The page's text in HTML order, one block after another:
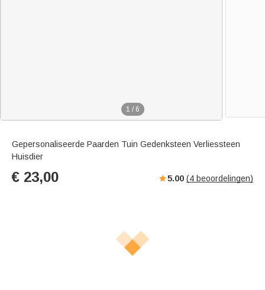
1 / 6
Gepersonaliseerde Paarden Tuin Gedenksteen Verliessteen
Huisdier
€ 23,00 5.00 (4 beoordelingen)